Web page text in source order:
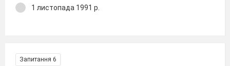
1 листопада 1991 р.
Запитання 6